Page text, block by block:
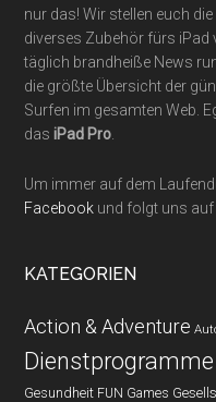
nur das! Wir stellen euch
diverses Zubehör fürs iPad
täglich brandheiße News
die größte Übersicht der
Surfen im gesamten Web.
dasiPad Pro
Um immer auf dem
Facebook und folgt uns
KATEGORIEN
Action & Adventure
Dienstprogramme
Gesundheit FUN Games